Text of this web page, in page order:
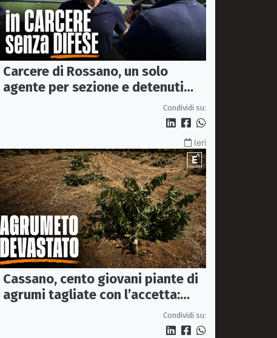
Carcere di Rossano, un solo
agente per sezione e detenuti
psichiatrici senza cure: «La
sicurezza è venuta meno» |
Condividi su:
Ieri
Cassano, cento giovani piante di
agrumi tagliate con l’accetta:
Condividi su: